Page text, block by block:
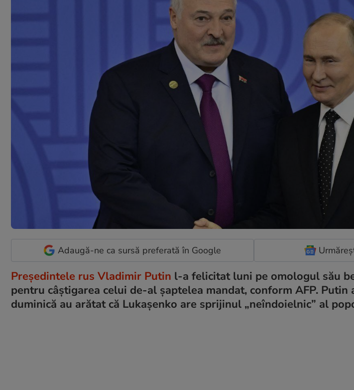
Adaugă-ne ca sursă preferată în Google
Președintele rus Vladimir Putin l-a felicitat luni pe omologul său
pentru câștigarea celui de-al șaptelea mandat, conform AFP. Putin
duminică au arătat că Lukașenko are sprijinul „neîndoielnic” al